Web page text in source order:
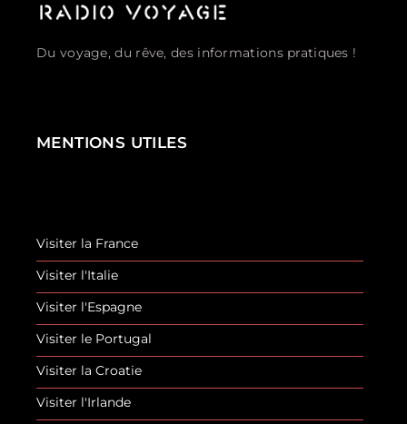
Du voyage, du rêve, des informations pratiques !
MENTIONS UTILES
Visiter la France
Visiter l'Italie
Visiter l'Espagne
Visiter le Portugal
Visiter la Croatie
Visiter l'Irlande